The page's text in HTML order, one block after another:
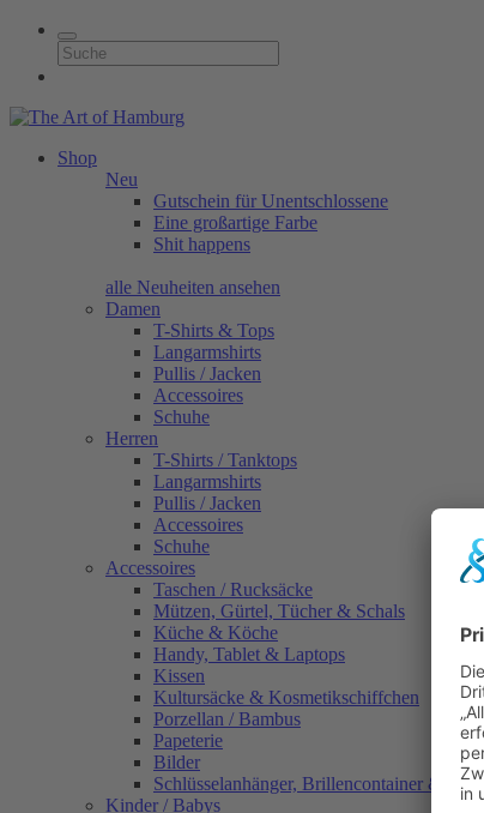
Shop
Neu
Gutschein für Unentschlossene
Eine großartige Farbe
Shit happens
alle Neuheiten ansehen
Damen
T-Shirts & Tops
Langarmshirts
Pullis / Jacken
Accessoires
Schuhe
Herren
T-Shirts / Tanktops
Langarmshirts
Pullis / Jacken
Accessoires
Schuhe
Accessoires
Taschen / Rucksäcke
Mützen, Gürtel, Tücher & Schals
Küche & Köche
Handy, Tablet & Laptops
Kissen
Kultursäcke & Kosmetikschiffchen
Porzellan / Bambus
Papeterie
Bilder
Schlüsselanhänger, Brillencontainer & mehr
Kinder / Babys